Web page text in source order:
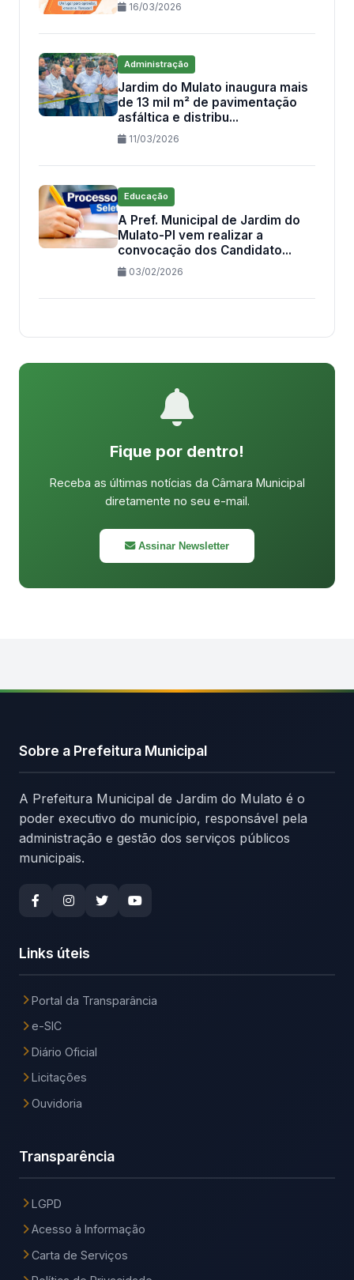
16/03/2026
Administração
Jardim do Mulato inaugura mais
de 13 mil m² de pavimentação
asfáltica e distribu...
11/03/2026
Educação
A Pref. Municipal de Jardim do
Mulato-PI vem realizar a
convocação dos Candidato...
03/02/2026
Fique por dentro!
Receba as últimas notícias da Câmara Municipal
diretamente no seu e-mail.
Assinar Newsletter
Sobre a Prefeitura Municipal
A Prefeitura Municipal de Jardim do Mulato é o
poder executivo do município, responsável pela
administração e gestão dos serviços públicos
municipais.
Links úteis
Portal da Transparância
e-SIC
Diário Oficial
Licitações
Ouvidoria
Transparência
LGPD
Acesso à Informação
Carta de Serviços